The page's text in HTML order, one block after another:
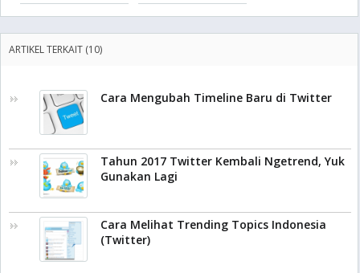
ARTIKEL TERKAIT (10)
Cara Mengubah Timeline Baru di Twitter
Tahun 2017 Twitter Kembali Ngetrend, Yuk
Gunakan Lagi
Cara Melihat Trending Topics Indonesia
(Twitter)